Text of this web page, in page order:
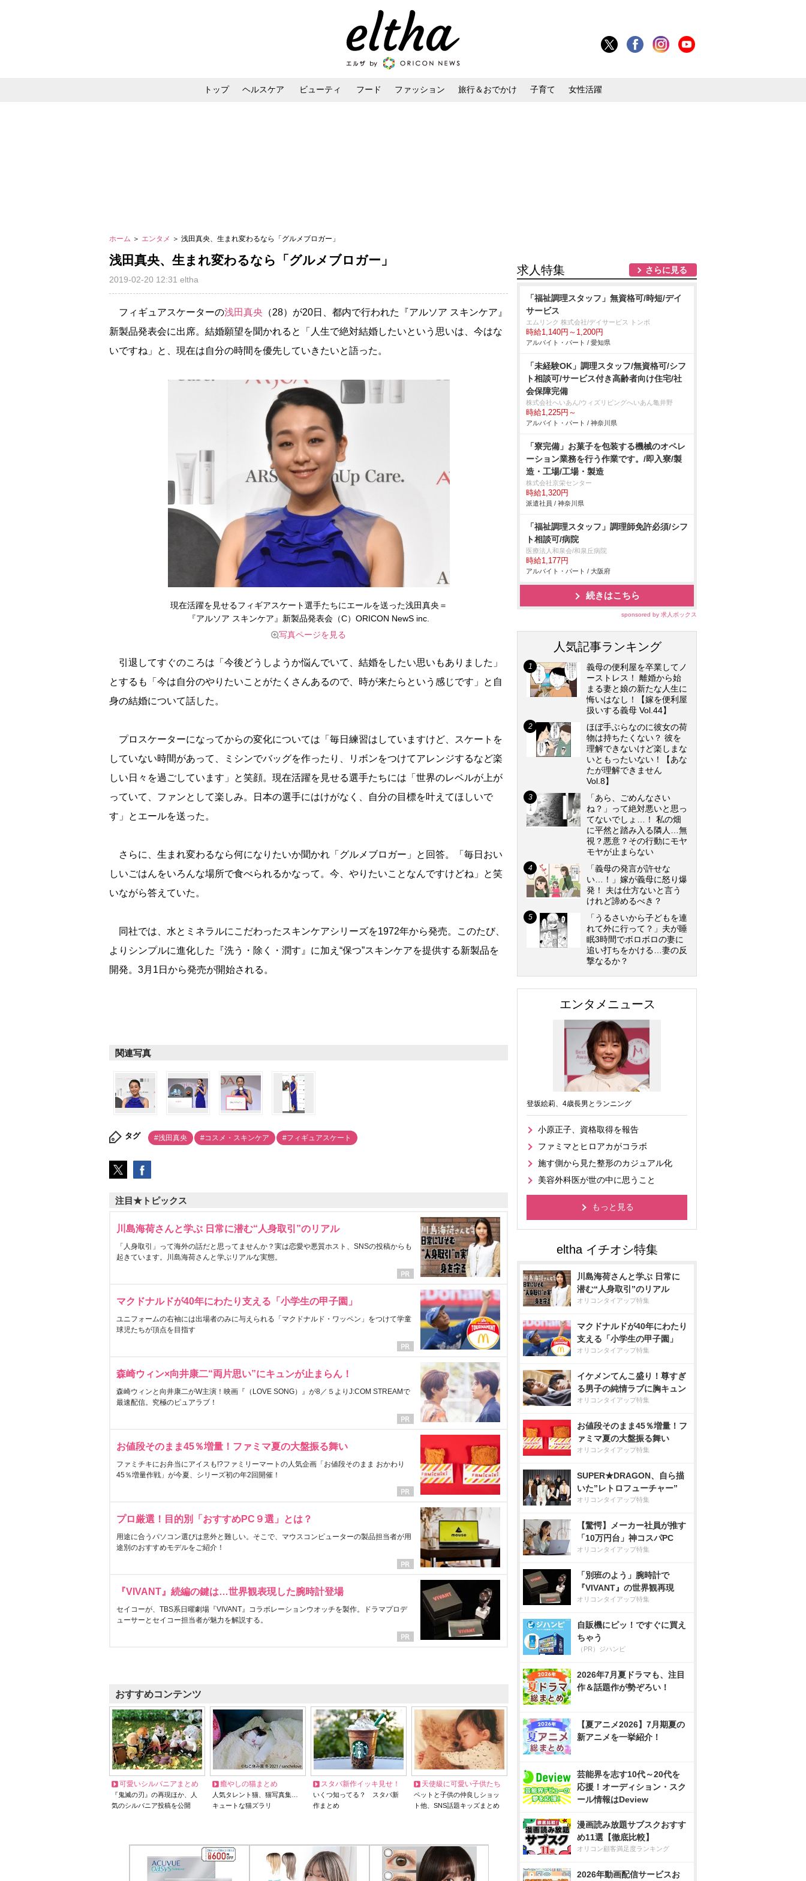
トップ ヘルスケア ビューティ フード ファッション 旅行＆おでかけ 子育て 女性活躍
ホーム ＞ エンタメ ＞ 浅田真央、生まれ変わるなら「グルメブロガー」
浅田真央、生まれ変わるなら「グルメブロガー」
2019-02-20 12:31 eltha
フィギュアスケーターの浅田真央 （28）が20日、都内で行われた『アルソア スキンケア』
新製品発表会に出席。結婚願望を聞かれると「人生で絶対結婚したいという思いは、今はな
いですね」と、現在は自分の時間を優先していきたいと語った。
現在活躍を見せるフィギアスケート選手たちにエールを送った浅田真央＝
『アルソア スキンケア』新製品発表会（C）ORICON NewS inc.
写真ページを見る
引退してすぐのころは「今後どうしようか悩んでいて、結婚をしたい思いもありました」
とするも「今は自分のやりたいことがたくさんあるので、時が来たらという感じです」と自
身の結婚について話した。
プロスケーターになってからの変化については「毎日練習はしていますけど、スケートを
していない時間があって、ミシンでバッグを作ったり、リボンをつけてアレンジするなど楽
しい日々を過ごしています」と笑顔。現在活躍を見せる選手たちには「世界のレベルが上が
っていて、ファンとして楽しみ。日本の選手にはけがなく、自分の目標を叶えてほしいで
す」とエールを送った。
さらに、生まれ変わるなら何になりたいか聞かれ「グルメブロガー」と回答。「毎日おい
しいごはんをいろんな場所で食べられるかなって。今、やりたいことなんですけどね」と笑
いながら答えていた。
同社では、水とミネラルにこだわったスキンケアシリーズを1972年から発売。このたび、
よりシンプルに進化した『洗う・除く・潤す』に加え“保つ”スキンケアを提供する新製品を
開発。3月1日から発売が開始される。
関連写真
タグ #浅田真央 #コスメ・スキンケア #フィギュアスケート
注目★トピックス
川島海荷さんと学ぶ 日常に潜む“人身取引”のリアル
「人身取引」って海外の話だと思ってませんか？実は恋愛や悪質ホスト、SNSの投稿からも
起きています。川島海荷さんと学ぶリアルな実態。
マクドナルドが40年にわたり支える「小学生の甲子園」
ユニフォームの右袖には出場者のみに与えられる「マクドナルド・ワッペン」をつけて学童
球児たちが頂点を目指す
森崎ウィン×向井康二“両片思い”にキュンが止まらん！
森崎ウィンと向井康二がW主演！映画『（LOVE SONG）』が8／５よりJ:COM STREAMで
最速配信。究極のピュアラブ！
お値段そのまま45％増量！ファミマ夏の大盤振る舞い
ファミチキにお弁当にアイスも!?ファミリーマートの人気企画「お値段そのまま おかわり
45％増量作戦」が今夏、シリーズ初の年2回開催！
プロ厳選！目的別「おすすめPC９選」とは？
用途に合うパソコン選びは意外と難しい。そこで、マウスコンピューターの製品担当者が用
途別のおすすめモデルをご紹介！
『VIVANT』続編の鍵は…世界観表現した腕時計登場
セイコーが、TBS系日曜劇場『VIVANT』コラボレーションウオッチを製作。ドラマプロデ
ューサーとセイコー担当者が魅力を解説する。
おすすめコンテンツ
可愛いシルバニアまとめ
『鬼滅の刃』の再現ほか、人
気のシルバニア投稿を公開
癒やしの猫まとめ
人気タレント猫、猫写真集…
キュートな猫ズラリ
スタバ新作イッキ見せ！
いくつ知ってる？ スタバ新
作まとめ
天使級に可愛い子供たち
ペットと子供の仲良しショッ
ト他、SNS話題キッズまとめ
求人特集 さらに見る
「福祉調理スタッフ」無資格可/時短/デイ
サービス
エムリンク 株式会社/デイサービス トンボ
時給1,140円～1,200円
アルバイト・パート / 愛知県
「未経験OK」調理スタッフ/無資格可/シフ
ト相談可/サービス付き高齢者向け住宅/社
会保障完備
株式会社へいあん/ウィズリビングへいあん亀井野
時給1,225円～
アルバイト・パート / 神奈川県
「寮完備」お菓子を包装する機械のオペレ
ーション業務を行う作業です。/即入寮/製
造・工場/工場・製造
株式会社京栄センター
時給1,320円
派遣社員 / 神奈川県
「福祉調理スタッフ」調理師免許必須/シフ
ト相談可/病院
医療法人和泉会/和泉丘病院
時給1,177円
アルバイト・パート / 大阪府
続きはこちら
sponsored by 求人ボックス
人気記事ランキング
義母の便利屋を卒業してノ
ーストレス！ 離婚から始
まる妻と娘の新たな人生に
悔いはなし！【嫁を便利屋
扱いする義母 Vol.44】
ほぼ手ぶらなのに彼女の荷
物は持ちたくない？ 彼を
理解できないけど楽しまな
いともったいない！【あな
たが理解できません
Vol.8】
「あら、ごめんなさい
ね？」って絶対悪いと思っ
てないでしょ…！ 私の畑
に平然と踏み入る隣人…無
視？悪意？その行動にモヤ
モヤが止まらない
「義母の発言が許せな
い…！」嫁が義母に怒り爆
発！ 夫は仕方ないと言う
けれど諦めるべき？
「うるさいから子どもを連
れて外に行って？」夫が睡
眠3時間でボロボロの妻に
追い打ちをかける…妻の反
撃なるか？
エンタメニュース
登坂絵莉、4歳長男とランニング
小原正子、資格取得を報告
ファミマとヒロアカがコラボ
施す側から見た整形のカジュアル化
美容外科医が世の中に思うこと
もっと見る
川島海荷さんと学ぶ 日常に
潜む“人身取引”のリアル
オリコンタイアップ特集
マクドナルドが40年にわたり
支える「小学生の甲子園」
オリコンタイアップ特集
イケメンてんこ盛り！尊すぎ
る男子の純情ラブに胸キュン
オリコンタイアップ特集
お値段そのまま45％増量！フ
ァミマ夏の大盤振る舞い
オリコンタイアップ特集
SUPER★DRAGON、自ら描
いた”レトロフューチャー”
オリコンタイアップ特集
【驚愕】メーカー社員が推す
「10万円台」神コスパPC
オリコンタイアップ特集
「別班のよう」腕時計で
『VIVANT』の世界観再現
オリコンタイアップ特集
自販機にピッ！ですぐに買え
ちゃう
（PR）ジハンピ
2026年7月夏ドラマも、注目
作＆話題作が勢ぞろい！
【夏アニメ2026】7月期夏の
新アニメを一挙紹介！
芸能界を志す10代～20代を
応援！オーディション・スク
ール情報はDeview
漫画読み放題サブスクおすす
め11選【徹底比較】
オリコン顧客満足度ランキング
2026年動画配信サービスお